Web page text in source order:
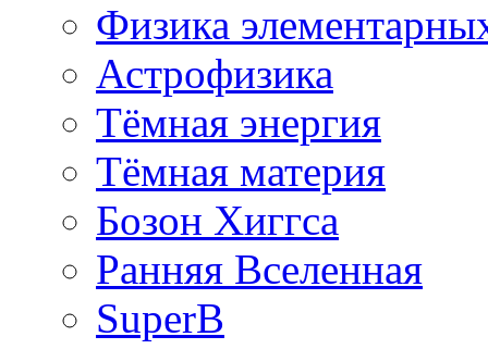
Физика
Астрофизика
Тёмная энергия
Тёмная материя
Бозон Хиггса
Ранняя Вселенная
SuperB